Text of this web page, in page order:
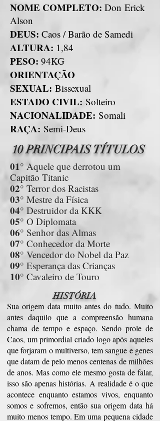
NOME COMPLETO: Don Erick
Alson
DEUS: Caos / Barão de Samedi
ALTURA: 1,84
PESO: 94KG
ORIENTAÇÃO
SEXUAL: Bissexual
ESTADO CIVIL: Solteiro
NACIONALIDADE: Somali
RAÇA: Semi-Deus
10 PRINCIPAIS TÍTULOS
01° Aquele que derrotou um
Capitão Titanic
02° Terror dos Racistas
03° Mestre da Física
04° Destruidor da KKK
05° O Diplomata
06° Senhor das Almas
07° Conhecedor da Morte
08° Vencedor do Nobel da Paz
09° Esperança das Crianças
10° Cavaleiro de Touro
HISTÓRIA
Sua origem data muito antes do tudo. Muito
antes daquilo que a compreensão humana
chama de tempo e espaço. Sendo prole de
Caos, um primordial criado logo após aqueles
que forjaram o multiverso, tem sangue e genes
que datam de pelo menos centenas de milhões
de anos. Mas como ele mesmo gosta de falar,
isso são apenas histórias. A realidade é o que
acontece enquanto estamos vivos, enquanto
somos e sofremos, então sua origem data há
muito menos tempo. Em uma pequena cidade